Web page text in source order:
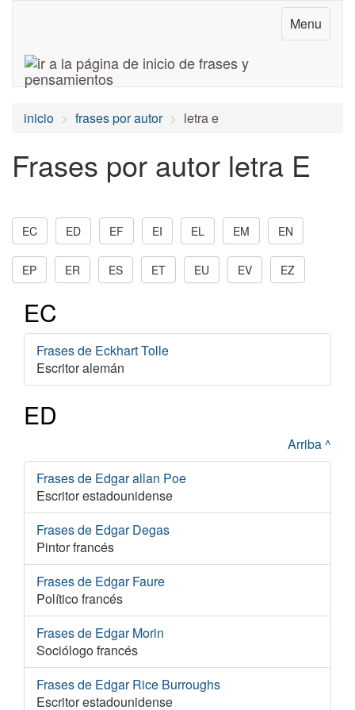
Menu
inicio frases por autor letra e
Frases por autor letra E
EC ED EF EI EL EM EN
EP ER ES ET EU EV EZ
EC
Frases de Eckhart Tolle
Escritor alemán
ED
Arriba ^
Frases de Edgar allan Poe
Escritor estadounidense
Frases de Edgar Degas
Pintor francés
Frases de Edgar Faure
Político francés
Frases de Edgar Morin
Sociólogo francés
Frases de Edgar Rice Burroughs
Escritor estadounidense